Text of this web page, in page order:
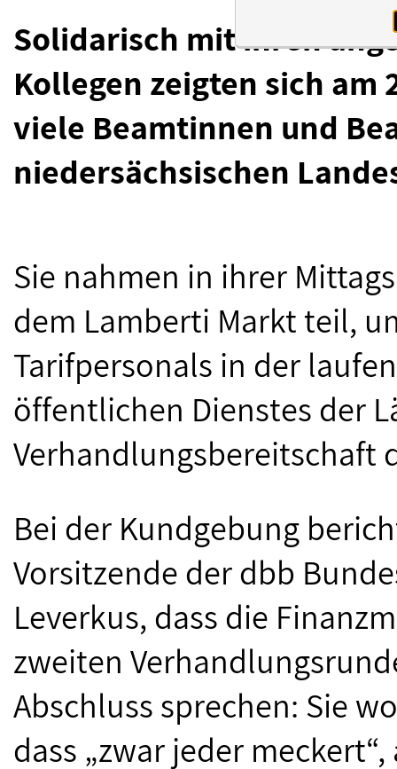
Solidarisch mit ihren
Kollegen zeigten sich am
viele Beamtinnen und
niedersächsischen
Sie nahmen in ihrer
dem Lamberti Markt teil,
Tarifpersonals in der
öffentlichen Dienstes der
Verhandlungsbereitschaft
Bei der Kundgebung
Vorsitzende der dbb
Leverkus, dass die
zweiten
Abschluss sprechen: Sie
dass „zwar jeder